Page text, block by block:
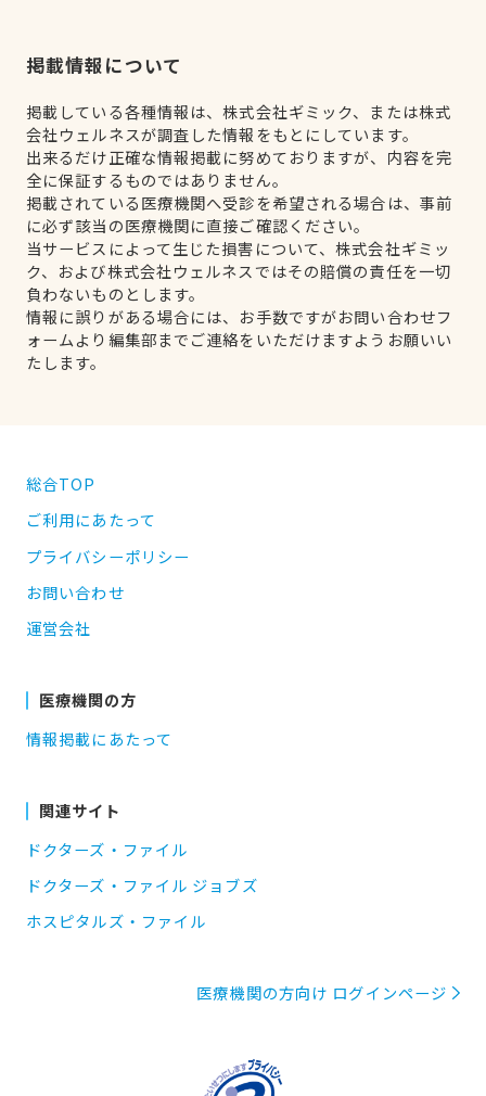
掲載情報について
掲載している各種情報は、株式会社ギミック、または株式
会社ウェルネスが調査した情報をもとにしています。
出来るだけ正確な情報掲載に努めておりますが、内容を完
全に保証するものではありません。
掲載されている医療機関へ受診を希望される場合は、事前
に必ず該当の医療機関に直接ご確認ください。
当サービスによって生じた損害について、株式会社ギミッ
ク、および株式会社ウェルネスではその賠償の責任を一切
負わないものとします。
情報に誤りがある場合には、お手数ですがお問い合わせフ
ォームより編集部までご連絡をいただけますようお願いい
たします。
総合TOP
ご利用にあたって
プライバシーポリシー
お問い合わせ
運営会社
医療機関の方
情報掲載にあたって
関連サイト
ドクターズ・ファイル
ドクターズ・ファイル ジョブズ
ホスピタルズ・ファイル
医療機関の方向け ログインページ